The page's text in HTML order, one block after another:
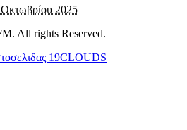
2025
All rights Reserved.
19CLOUDS